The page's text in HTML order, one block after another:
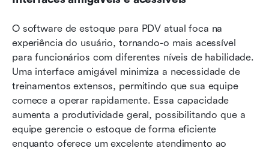
O software de estoque para PDV atual foca na
experiência do usuário, tornando-o mais acessível
para funcionários com diferentes níveis de habilidade.
Uma interface amigável minimiza a necessidade de
treinamentos extensos, permitindo que sua equipe
comece a operar rapidamente. Essa capacidade
aumenta a produtividade geral, possibilitando que a
equipe gerencie o estoque de forma eficiente
enquanto oferece um excelente atendimento ao